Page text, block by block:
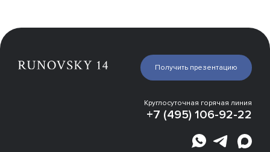
Галерея
Круглосуточная горячая линия
+7 (495) 106-92-22
Получить презентацию